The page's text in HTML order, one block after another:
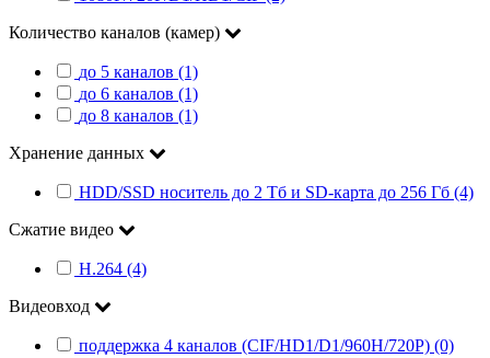
Количество каналов (камер)
до 5 каналов (1)
до 6 каналов (1)
до 8 каналов (1)
Хранение данных
HDD/SSD носитель до 2 Тб и SD-карта до 256 Гб (4)
Сжатие видео
H.264 (4)
Видеовход
поддержка 4 каналов (CIF/HD1/D1/960H/720P) (0)